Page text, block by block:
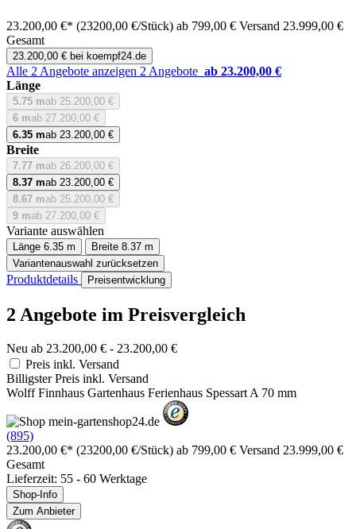
23.200,00 €* (23200,00 €/Stück) ab 799,00 € Versand 23.999,00 €
Gesamt
23.200,00 € bei koempf24.de
Alle 2 Angebote anzeigen 2 Angebote ab 23.200,00 €
Länge
5.75 mab 25.200,00 €
6 mab 27.200,00 €
6.35 mab 23.200,00 €
Breite
7.77 mab 26.200,00 €
8.37 mab 23.200,00 €
8.67 mab 25.200,00 €
9 mab 27.200,00 €
Variante auswählen
Länge 6.35 m Breite 8.37 m
Variantenauswahl zurücksetzen
Produktdetails Preisentwicklung
2 Angebote im Preisvergleich
Neu ab 23.200,00 € - 23.200,00 €
Preis inkl. Versand
Billigster Preis inkl. Versand
Wolff Finnhaus Gartenhaus Ferienhaus Spessart A 70 mm
(895)
23.200,00 €* (23200,00 €/Stück) ab 799,00 € Versand 23.999,00 €
Gesamt
Lieferzeit: 55 - 60 Werktage
Shop-Info
Zum Anbieter